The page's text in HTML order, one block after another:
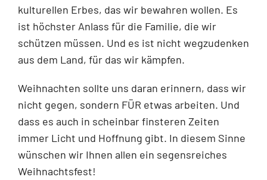
kulturellen Erbes, das wir bewahren wollen. Es
ist höchster Anlass für die Familie, die wir
schützen müssen. Und es ist nicht wegzudenken
aus dem Land, für das wir kämpfen.
Weihnachten sollte uns daran erinnern, dass wir
nicht gegen, sondern FÜR etwas arbeiten. Und
dass es auch in scheinbar finsteren Zeiten
immer Licht und Hoffnung gibt. In diesem Sinne
wünschen wir Ihnen allen ein segensreiches
Weihnachtsfest!